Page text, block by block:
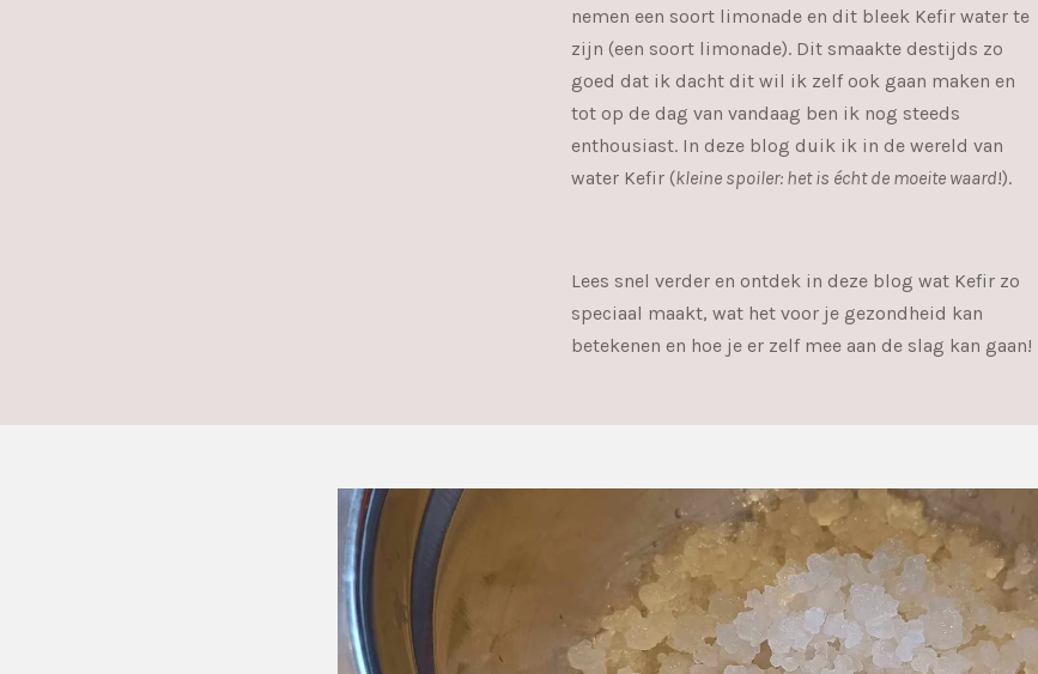
nemen een soort limonade en dit bleek Kefir water te
zijn (een soort limonade). Dit smaakte destijds zo
goed dat ik dacht dit wil ik zelf ook gaan maken en
tot op de dag van vandaag ben ik nog steeds
enthousiast. In deze blog duik ik in de wereld van
water Kefir (kleine spoiler: het is écht de moeite waard!).
Lees snel verder en ontdek in deze blog wat Kefir zo
speciaal maakt, wat het voor je gezondheid kan
betekenen en hoe je er zelf mee aan de slag kan gaan!